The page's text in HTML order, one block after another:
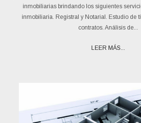
inmobiliarias brindando los siguientes
inmobiliaria. Registral y Notarial. Estudio de
contratos. Análisis de...
LEER MÁS...